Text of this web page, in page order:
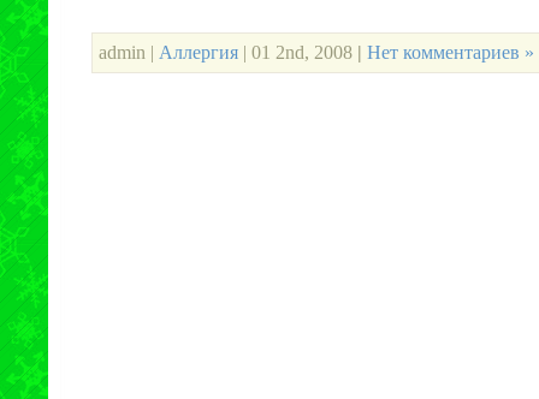
admin | Аллергия | 01 2nd, 2008 | Нет комментариев »